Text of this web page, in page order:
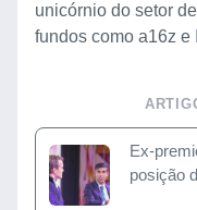
unicórnio do setor
fundos como a16z e
Ex-
posição